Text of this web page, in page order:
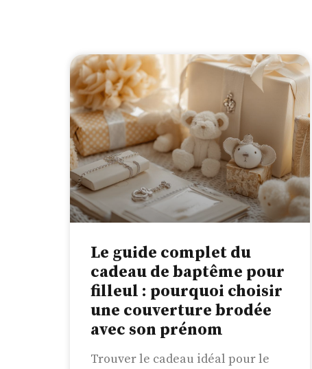
Le guide complet du
cadeau de baptême pour
filleul : pourquoi choisir
une couverture brodée
avec son prénom
Trouver le cadeau idéal pour le